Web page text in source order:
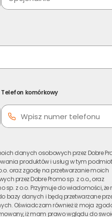
sytuacja dłużnika
z której
komorniczej i
źródeł, sprzedaż
Telefon komórkowy
danych osobowych przez Dobre
produktów i usług w tym
oraz zgodę na przetwarzanie moich
przez Dobre Promo sp. z o.o., oraz
sp. z o.o. Przyjmuje do wiadomości, że
bazy danych i będą przetwarzane
Oświadczam również iż moja
iż mam prawo wglądu do